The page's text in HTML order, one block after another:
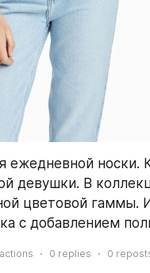
ежедневной носки.
девушки. В
цветовой гаммы.
с добавлением
0 replies 0